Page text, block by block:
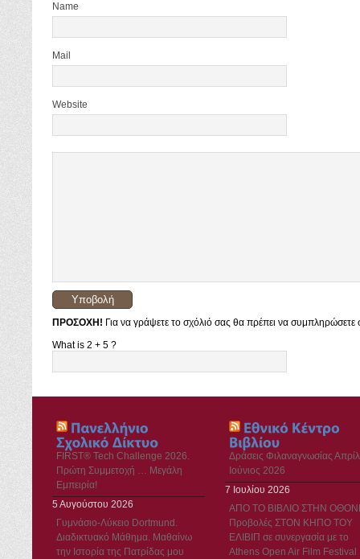
Name
Mail
Website
ΠΡΟΣΟΧΗ! Για να γράψετε το σχόλιό σας θα πρέπει να
What is 2 + 5 ?
FIRST® Tech Challenge 2026.
Πρώτη Συμμετοχή … Μεγάλη
Εμπειρία!
5 Αυγούστου 2026
Γυμνάσιο-Λύκειο Dortmund.
Διαδικτυακό Μάθημα. Μαθαίνω
την Ιστορία της Πατρίδας μου
Δράσεις Φιλαναγνωσίας
Ιούνιος 2026
7 Ιουλίου 2026
ΑΠΟ ΤΟ ΒΙΒΛΙΟ ΣΤΗΝ
Προβολές ΣΤΟΝ ΚΗΠΟ ΤΟΥ
ΕΛΙΒΙΠ σε συνεργασία με το
Athens Open Air Film Festival